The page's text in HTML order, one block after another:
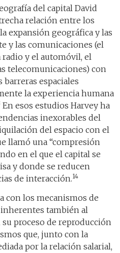
del capital David
relación entre los
expansión geográfica y las
y las comunicaciones (el
y el automóvil, el
telecomunicaciones) con
barreras espaciales
la experiencia humana
En esos estudios Harvey ha
inexorables del
del espacio con el
llamó una “compresión
en el que el capital se
y donde se reducen
de interacción.14
con los mecanismos de
también al
proceso de reproducción
que, junto con la
por la relación salarial,